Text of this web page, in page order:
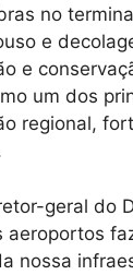
no
e
e
um dos
regional,
geral do
aeroportos
nossa